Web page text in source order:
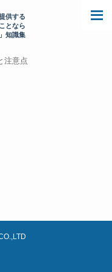
供する
となら
知識集
注意点